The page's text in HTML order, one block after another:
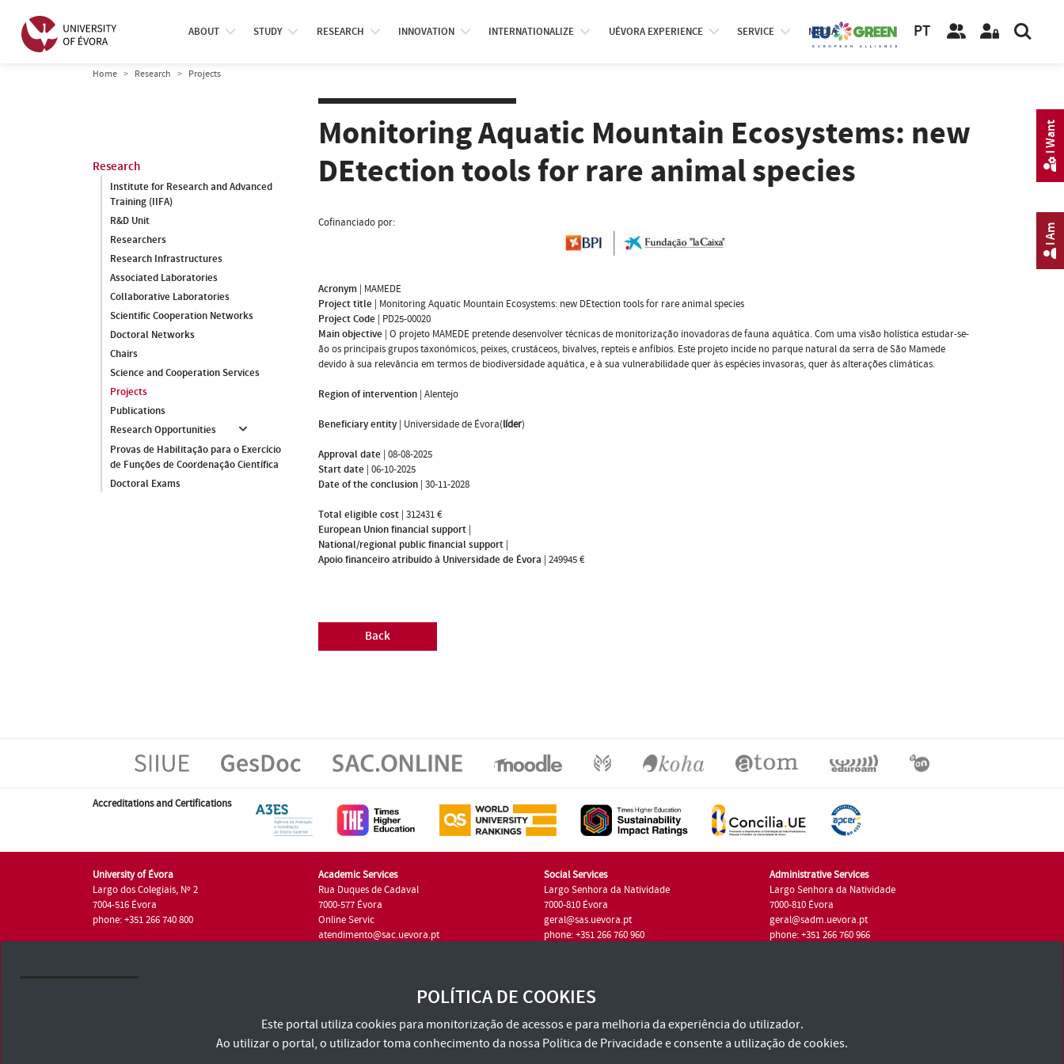
ABOUT STUDY RESEARCH INNOVATION INTERNATIONALIZE UÉVORA EXPERIENCE SERVICE MEDIA PT
Home Research Projects
Research
Institute for Research and Advanced
Training (IIFA)
R&D Unit
Researchers
Research Infrastructures
Associated Laboratories
Collaborative Laboratories
Scientific Cooperation Networks
Doctoral Networks
Chairs
Science and Cooperation Services
Projects
Publications
Research Opportunities
Provas de Habilitação para o Exercício
de Funções de Coordenação Científica
Doctoral Exams
Monitoring Aquatic Mountain Ecosystems: new
DEtection tools for rare animal species
Cofinanciado por:
Acronym | MAMEDE
Project title | Monitoring Aquatic Mountain Ecosystems: new DEtection tools for rare animal species
Project Code | PD25-00020
Main objective | O projeto MAMEDE pretende desenvolver técnicas de monitorização inovadoras de fauna aquática. Com uma visão holística estudar-se-
ão os principais grupos taxonómicos, peixes, crustáceos, bivalves, repteis e anfíbios. Este projeto incide no parque natural da serra de São Mamede
devido à sua relevância em termos de biodiversidade aquática, e à sua vulnerabilidade quer às espécies invasoras, quer às alterações climáticas.
Region of intervention | Alentejo
Beneficiary entity| Universidade de Évora(líder)
Approval date | 08-08-2025
Start date | 06-10-2025
Date of the conclusion | 30-11-2028
Total eligible cost | 312431 €
European Union financial support |
National/regional public financial support |
Apoio financeiro atribuído à Universidade de Évora | 249945 €
Back
Accreditations and Certifications
University of Évora
Largo dos Colegiais, Nº 2
7004-516 Évora
phone: +351 266 740 800
Academic Services
Rua Duques de Cadaval
7000-577 Évora
Online Servic
atendimento@sac.uevora.pt
Social Services
Largo Senhora da Natividade
7000-810 Évora
geral@sas.uevora.pt
phone: +351 266 760 960
Administrative Services
Largo Senhora da Natividade
7000-810 Évora
geral@sadm.uevora.pt
phone: +351 266 760 966
Terms and Conditions and Privacy Policy
I Am
I Want
POLÍTICA DE COOKIES
Este portal utiliza cookies para monitorização de acessos e para melhoria da experiência do utilizador.
Ao utilizar o portal, o utilizador toma conhecimento da nossa Política de Privacidadee consente a utilização de cookies.